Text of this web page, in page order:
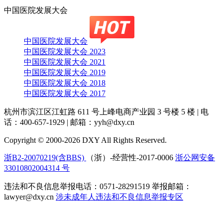
中国医院发展大会
中国医院发展大会
中国医院发展大会 2023
中国医院发展大会 2021
中国医院发展大会 2019
中国医院发展大会 2018
中国医院发展大会 2017
杭州市滨江区江虹路 611 号上峰电商产业园 3 号楼 5 楼 | 电
话：400-657-1929 | 邮箱：yyh@dxy.cn
Copyright © 2000-2026 DXY All Rights Reserved.
浙B2-20070219(含BBS) （浙）-经营性-2017-0006 浙公网安备
33010802004314 号
违法和不良信息举报电话：0571-28291519 举报邮箱：
lawyer@dxy.cn 涉未成年人违法和不良信息举报专区